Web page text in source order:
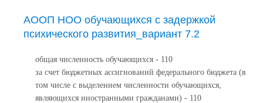
АООП НОО обучающихся с задержкой
психического развития_вариант 7.2
общая численность обучающихся - 110
за счет бюджетных ассигнований федерального бюджета (в
том числе с выделением численности обучающихся,
являющихся иностранными гражданами) - 110